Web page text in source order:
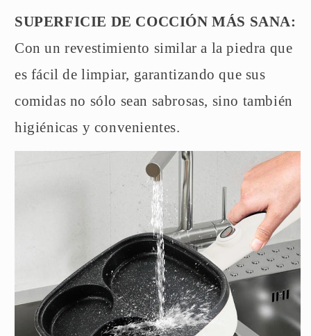
SUPERFICIE DE COCCIÓN MÁS SANA:
Con un revestimiento similar a la piedra que
es fácil de limpiar, garantizando que sus
comidas no sólo sean sabrosas, sino también
higiénicas y convenientes.